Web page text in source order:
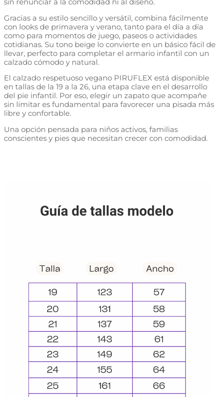
sin renunciar a la comodidad ni al diseño.
Gracias a su estilo sencillo y versátil, combina fácilmente
con looks de primavera y verano, tanto para el día a día
como para momentos de juego, paseos o actividades
cotidianas. Su tono beige lo convierte en un básico fácil de
llevar, perfecto para completar el armario infantil con un
calzado cómodo y natural.
El calzado respetuoso vegano PIRUFLEX está disponible
en tallas de la 19 a la 26, una etapa clave en el desarrollo
del pie infantil. Por eso, elegir un zapato que acompañe
sin limitar es fundamental para favorecer una pisada más
libre y confortable.
Una opción pensada para niños activos, familias
conscientes y pies que necesitan crecer con comodidad.